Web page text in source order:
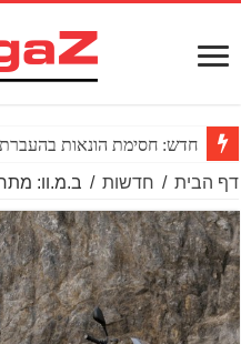
חדש: חסימת הונאות בהעברת
דף הבית / חדשות / ב.מ.וו: